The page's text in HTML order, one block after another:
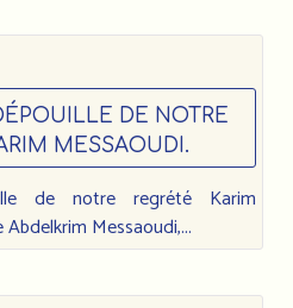
DE NOTRE
MESSAOUDI.
de notre regrété Karim
Messaoudi,...